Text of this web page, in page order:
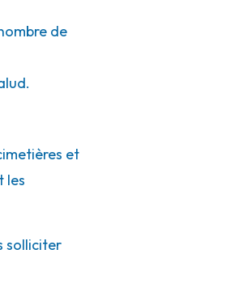
de
et
les
solliciter